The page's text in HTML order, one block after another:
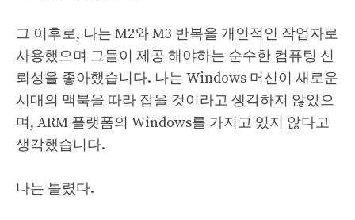
그 이후로, 나는 M2와 M3 반복을 개인적인 작업자로
사용했으며 그들이 제공 해야하는 순수한 컴퓨팅 신
뢰성을 좋아했습니다. 나는 Windows 머신이 새로운
시대의 맥북을 따라 잡을 것이라고 생각하지 않았으
며, ARM 플랫폼의 Windows를 가지고 있지 않다고
생각했습니다.
나는 틀렸다.